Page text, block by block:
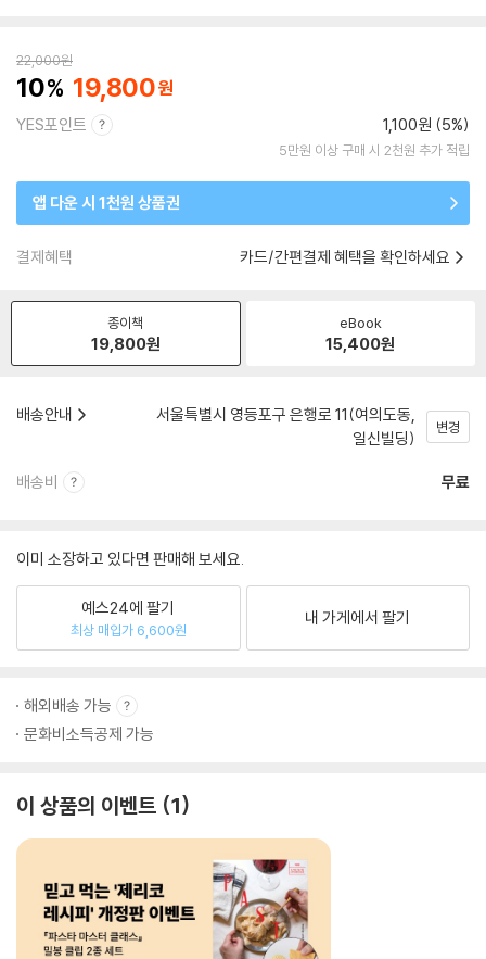
22,000원
10 19,800
YES포인트 1,100원 (5%)
5만원 이상 구매 시 2천원 추가 적립
앱 다운 시 1천원 상품권
결제혜택 카드/간편결제 혜택을 확인하세요
종이책
19,800원
eBook
15,400원
배송안내
서울특별시 영등포구 은행로 11(여의도동,
일신빌딩)
변경
배송비 무료
이미 소장하고 있다면 판매해 보세요.
예스24에 팔기
최상 매입가 6,600원
내 가게에서 팔기
해외배송 가능
문화비소득공제 가능
이 상품의 이벤트 1